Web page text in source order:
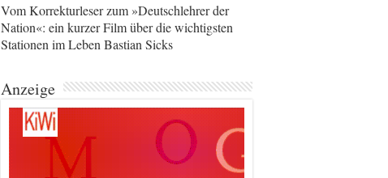
Vom Korrekturleser zum »Deutschlehrer der
Nation«: ein kurzer Film über die wichtigsten
Stationen im Leben Bastian Sicks
Anzeige